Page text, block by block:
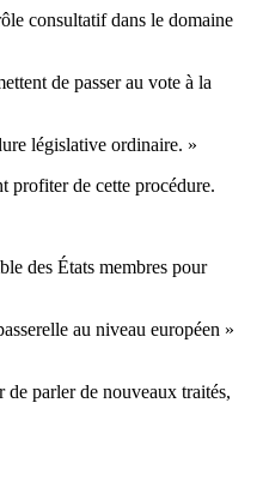
consultatif dans le domaine
de passer au vote à la
législative ordinaire. »
profiter de cette procédure.
des États membres pour
au niveau européen »
de parler de nouveaux traités,